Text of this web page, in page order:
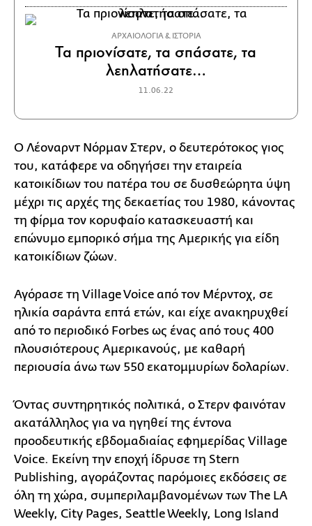
ΑΡΧΑΙΟΛΟΓΙΑ & ΙΣΤΟΡΙΑ
Τα πριονίσατε, τα σπάσατε, τα
λεηλατήσατε…
11.06.22
Ο Λέοναρντ Νόρμαν Στερν, ο δευτερότοκος γιος
του, κατάφερε να οδηγήσει την εταιρεία
κατοικίδιων του πατέρα του σε δυσθεώρητα ύψη
μέχρι τις αρχές της δεκαετίας του 1980, κάνοντας
τη φίρμα τον κορυφαίο κατασκευαστή και
επώνυμο εμπορικό σήμα της Αμερικής για είδη
κατοικίδιων ζώων.
Αγόρασε τη Village Voice από τον Μέρντοχ, σε
ηλικία σαράντα επτά ετών, και είχε ανακηρυχθεί
από το περιοδικό Forbes ως ένας από τους 400
πλουσιότερους Αμερικανούς, με καθαρή
περιουσία άνω των 550 εκατομμυρίων δολαρίων.
Όντας συντηρητικός πολιτικά, ο Στερν φαινόταν
ακατάλληλος για να ηγηθεί της έντονα
προοδευτικής εβδομαδιαίας εφημερίδας Village
Voice. Εκείνη την εποχή ίδρυσε τη Stern
Publishing, αγοράζοντας παρόμοιες εκδόσεις σε
όλη τη χώρα, συμπεριλαμβανομένων των The LA
Weekly, City Pages, Seattle Weekly, Long Island